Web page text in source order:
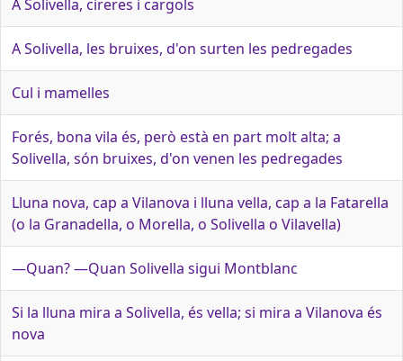
A Solivella, cireres i cargols
A Solivella, les bruixes, d'on surten les pedregades
Cul i mamelles
Forés, bona vila és, però està en part molt alta; a
Solivella, són bruixes, d'on venen les pedregades
Lluna nova, cap a Vilanova i lluna vella, cap a la Fatarella
(o la Granadella, o Morella, o Solivella o Vilavella)
—Quan? —Quan Solivella sigui Montblanc
Si la lluna mira a Solivella, és vella; si mira a Vilanova és
nova